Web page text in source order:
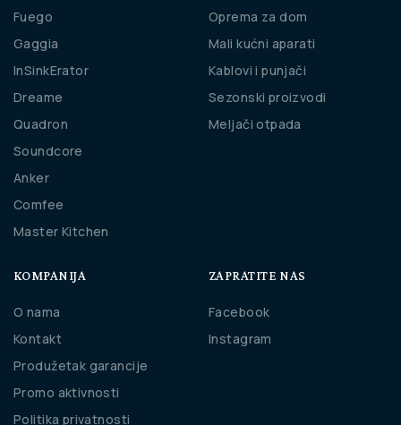
Fuego
Gaggia
InSinkErator
Dreame
Quadron
Soundcore
Anker
Comfee
Master Kitchen
Oprema za dom
Mali kućni aparati
Kablovi i punjači
Sezonski proizvodi
Meljači otpada
KOMPANIJA
O nama
Kontakt
Produžetak garancije
Promo aktivnosti
Politika privatnosti
ZAPRATITE NAS
Facebook
Instagram